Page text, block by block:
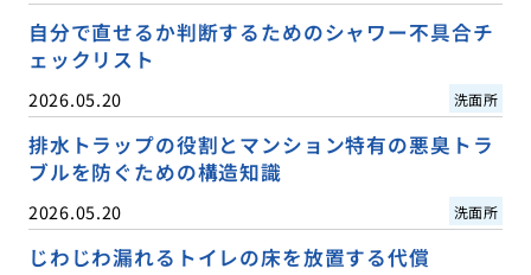
自分で直せるか判断するためのシャワー不具合チ
ェックリスト
2026.05.20 洗面所
排水トラップの役割とマンション特有の悪臭トラ
ブルを防ぐための構造知識
2026.05.20 洗面所
じわじわ漏れるトイレの床を放置する代償